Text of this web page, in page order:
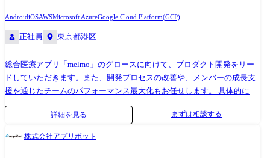
AndroidiOSAWSMicrosoft AzureGoogle Cloud Platform(GCP)
正社員 東京都港区
総合医療アプリ「melmo」のグロースに向けて、プロダクト開発をリー
ドしていただきます。また、開発プロセスの改善や、メンバーの成長支
援を通じたチームのパフォーマンス最大化もお任せします。 具体的にお
任せしたい業務領域は下記になります。 ・KPI達成に向けたプロジェク
トマネジメント ・開発プロセスに関する課題の発見と解決 ・エンジニア
詳細を見る まずは相談する
株式会社アプリボット